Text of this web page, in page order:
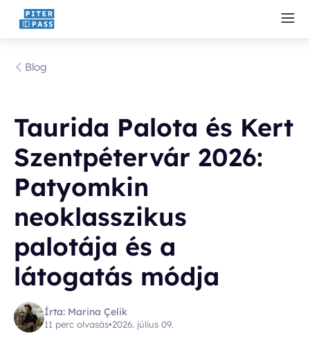
Blog
Taurida Palota és Kert
Szentpétervár 2026:
Patyomkin
neoklasszikus
palotája és a
látogatás módja
Írta: Marina Çelik
11 perc olvasás•2026. július 09.